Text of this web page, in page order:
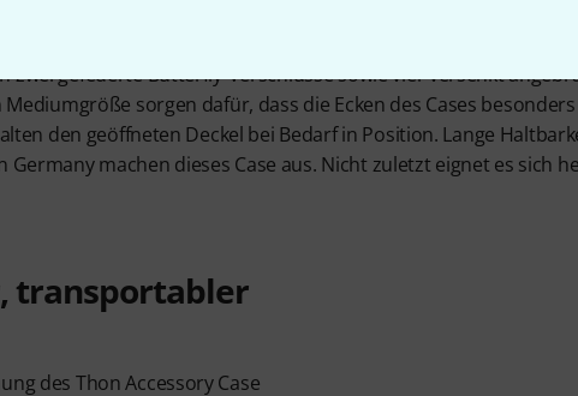
Maßanfertigungen. Sein 6,8mm starkes Gehäuse aus
welche einen besonders starken Schutz gegen häufige
zwei gefederte Butterfly-Verschlüsse sowie vier versenkt
Mediumgröße sorgen dafür, dass die Ecken des Cases
den geöffneten Deckel bei Bedarf in Position. Lange
Germany machen dieses Case aus. Nicht zuletzt eignet es sich
transportabler
des Thon Accessory Case